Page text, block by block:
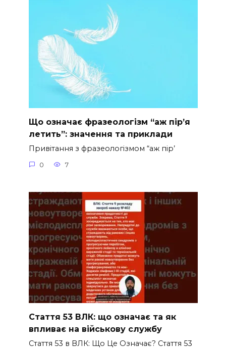
Що означає фразеологізм “аж пір’я
летить”: значення та приклади
Привітання з фразеологізмом “аж пір’
0 7
Стаття 53 ВЛК: що означає та як
впливає на військову службу
Стаття 53 в ВЛК: Що Це Означає? Стаття 53